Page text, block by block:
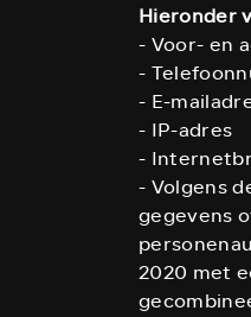
Hieronder
- Voor- en
-
- E-
- IP-adres
-
- Volgens
gegevens
2020 met